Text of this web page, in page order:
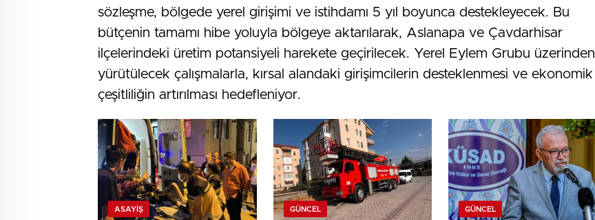
sözleşme, bölgede yerel girişimi ve istihdamı 5 yıl boyunca destekleyecek. Bu
bütçenin tamamı hibe yoluyla bölgeye aktarılarak, Aslanapa ve Çavdarhisar
ilçelerindeki üretim potansiyeli harekete geçirilecek. Yerel Eylem Grubu üzerinden
yürütülecek çalışmalarla, kırsal alandaki girişimcilerin desteklenmesi ve ekonomik
çeşitliliğin artırılması hedefleniyor.
ASAYIŞ GÜNCEL GÜNCEL